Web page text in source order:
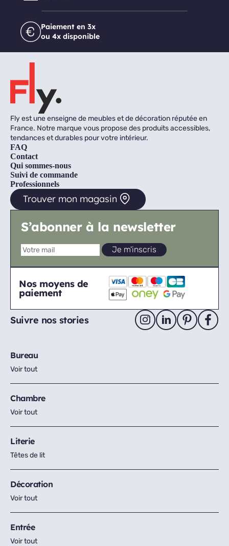
Paiement en 3x
ou 4x disponible
Fly est une enseigne de meubles et de décoration réputée en
France. Notre marque vous propose des produits accessibles,
tendances et durables pour votre intérieur.
FAQ
Contact
Qui sommes-nous
Suivi de commande
Professionnels
Trouver mon magasin
S’abonner à la newsletter
Nos moyens de
paiement
Suivre nos stories
Bureau
Voir tout
Chambre
Voir tout
Literie
Têtes de lit
Décoration
Voir tout
Entrée
Voir tout